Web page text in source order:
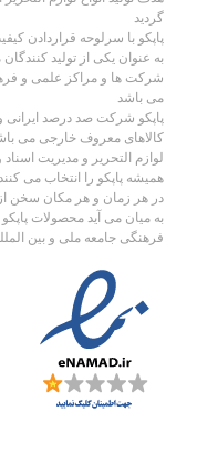
گردید
پاپکو با سرلوحه قراردادن
به عنوان یکی از تولید کنندگان
شرکت ها و مراکز علمی و
می باشد
پاپکو شرکت صد درصد ایرانی
کالاهای معروف خارجی می
لوازم التحریر و مدیریت
همیشه پاپکو را انتخاب می
در هر زمان و هر مکان سخن
به میان می آید محصولات
فرهنگی جامعه ملی و بین